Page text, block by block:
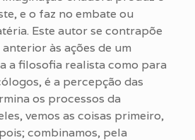
e o faz no embate ou
Este autor se contrapõe
às ações de um
a filosofia realista como para
é a percepção das
os processos da
vemos as coisas primeiro,
combinamos, pela